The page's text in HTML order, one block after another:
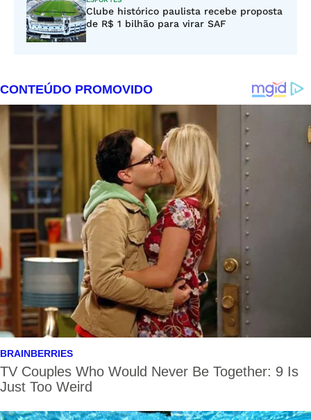
Clube histórico paulista recebe proposta
de R$ 1 bilhão para virar SAF